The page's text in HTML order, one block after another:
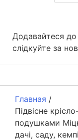
Додавайтеся
слідкуйте за
Главная /
Підвісне
подушками
дачі, саду,